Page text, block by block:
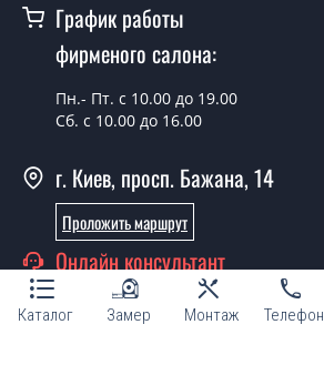
Каталог Замер Монтаж Телефон
График работы
фирменого салона:
Пн.- Пт. с 10.00 до 19.00
Сб. с 10.00 до 16.00
г. Киев, просп. Бажана, 14
Проложить маршрут
Онлайн консультант